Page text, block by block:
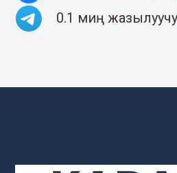
0.1 миң жазылуучу